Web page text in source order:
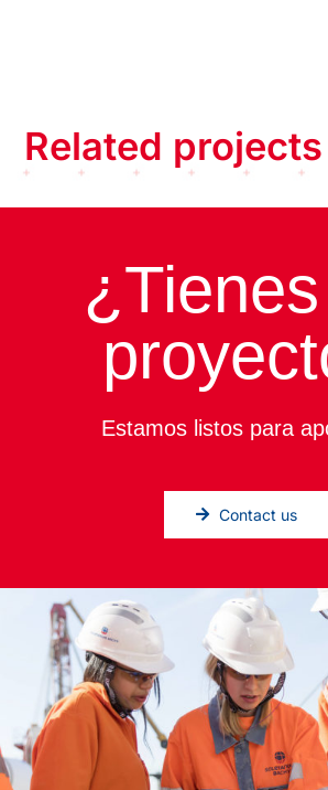
Related projects
Estamos listos para
Contact us